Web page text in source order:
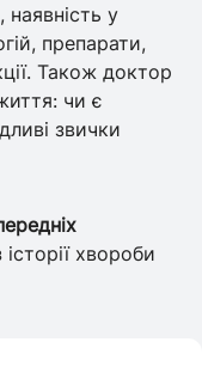
у
препарати,
Також доктор
чи є
звички
хвороби